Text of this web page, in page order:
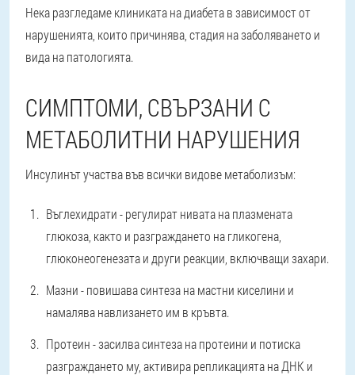
Нека разгледаме клиниката на диабета в зависимост от
нарушенията, които причинява, стадия на заболяването и
вида на патологията.
СИМПТОМИ, СВЪРЗАНИ С
МЕТАБОЛИТНИ НАРУШЕНИЯ
Инсулинът участва във всички видове метаболизъм:
Въглехидрати - регулират нивата на плазмената
глюкоза, както и разграждането на гликогена,
глюконеогенезата и други реакции, включващи захари.
Мазни - повишава синтеза на мастни киселини и
намалява навлизането им в кръвта.
Протеин - засилва синтеза на протеини и потиска
разграждането му, активира репликацията на ДНК и